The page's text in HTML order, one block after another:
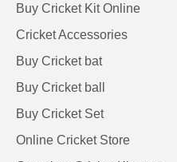
Buy Cricket Kit Online
Cricket Accessories
Buy Cricket bat
Buy Cricket ball
Buy Cricket Set
Online Cricket Store